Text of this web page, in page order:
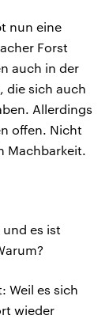
nun eine
Forst
auch in der
die sich auch
Allerdings
offen. Nicht
Machbarkeit.
es ist
Weil es sich
wieder